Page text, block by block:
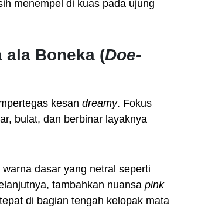
menempel di kuas pada ujung
ala Boneka (Doe-
kesan dreamy. Fokus
bulat, dan berbinar layaknya
dasar yang netral seperti
tambahkan nuansa pink
di bagian tengah kelopak mata